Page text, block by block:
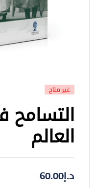
غير متاح
التسامح
العالم
د.إ60.00